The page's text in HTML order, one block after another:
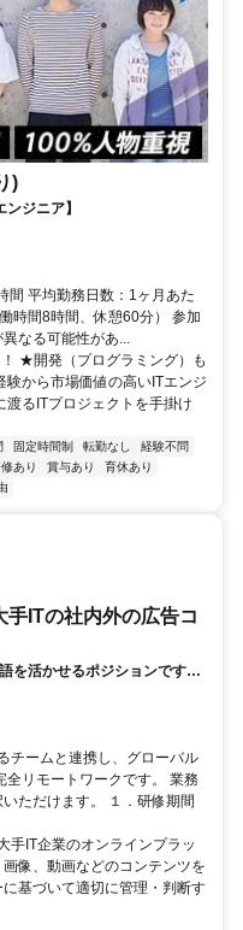
)
ジニア】
間 平均勤務日数：1ヶ月あた
時間8時間、休憩60分） 参加
なる可能性があ...
★開発（プログラミング）も
から市場価値の高いITエンジ
るITプロジェクトを手掛け
固定時間制 転勤なし
経験不問
あり 賞与あり
育休あり
手ITの社内外の広告コ
を活かせるポジションです。
チームと連携し、グローバル
リモートワークです。 業務
ただけます。 １．研修期間
手IT企業のオンラインプラッ
像、動画などのコンテンツを
基づいて適切に管理・判断す